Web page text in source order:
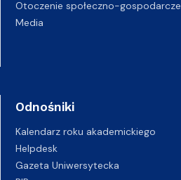
Otoczenie społeczno-gospodarcze
Media
Odnośniki
Kalendarz roku akademickiego
Helpdesk
Gazeta Uniwersytecka